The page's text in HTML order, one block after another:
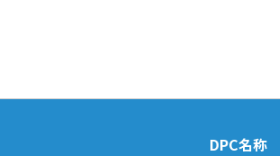
DPC名称